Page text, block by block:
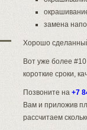
замена
Хорошо
Вот уже более
короткие сроки,
Позвоните на +7
Вам и приложив
рассчитаем